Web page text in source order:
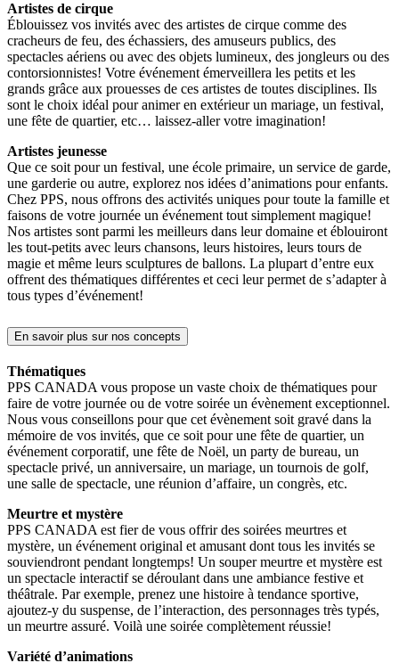
Artistes de cirque
Éblouissez vos invités avec des artistes de cirque comme des
cracheurs de feu, des échassiers, des amuseurs publics, des
spectacles aériens ou avec des objets lumineux, des jongleurs ou des
contorsionnistes! Votre événement émerveillera les petits et les
grands grâce aux prouesses de ces artistes de toutes disciplines. Ils
sont le choix idéal pour animer en extérieur un mariage, un festival,
une fête de quartier, etc… laissez-aller votre imagination!
Artistes jeunesse
Que ce soit pour un festival, une école primaire, un service de garde,
une garderie ou autre, explorez nos idées d’animations pour enfants.
Chez PPS, nous offrons des activités uniques pour toute la famille et
faisons de votre journée un événement tout simplement magique!
Nos artistes sont parmi les meilleurs dans leur domaine et éblouiront
les tout-petits avec leurs chansons, leurs histoires, leurs tours de
magie et même leurs sculptures de ballons. La plupart d’entre eux
offrent des thématiques différentes et ceci leur permet de s’adapter à
tous types d’événement!
En savoir plus sur nos concepts
Thématiques
PPS CANADA vous propose un vaste choix de thématiques pour
faire de votre journée ou de votre soirée un évènement exceptionnel.
Nous vous conseillons pour que cet évènement soit gravé dans la
mémoire de vos invités, que ce soit pour une fête de quartier, un
événement corporatif, une fête de Noël, un party de bureau, un
spectacle privé, un anniversaire, un mariage, un tournois de golf,
une salle de spectacle, une réunion d’affaire, un congrès, etc.
Meurtre et mystère
PPS CANADA est fier de vous offrir des soirées meurtres et
mystère, un événement original et amusant dont tous les invités se
souviendront pendant longtemps! Un souper meurtre et mystère est
un spectacle interactif se déroulant dans une ambiance festive et
théâtrale. Par exemple, prenez une histoire à tendance sportive,
ajoutez-y du suspense, de l’interaction, des personnages très typés,
un meurtre assuré. Voilà une soirée complètement réussie!
Variété d’animations